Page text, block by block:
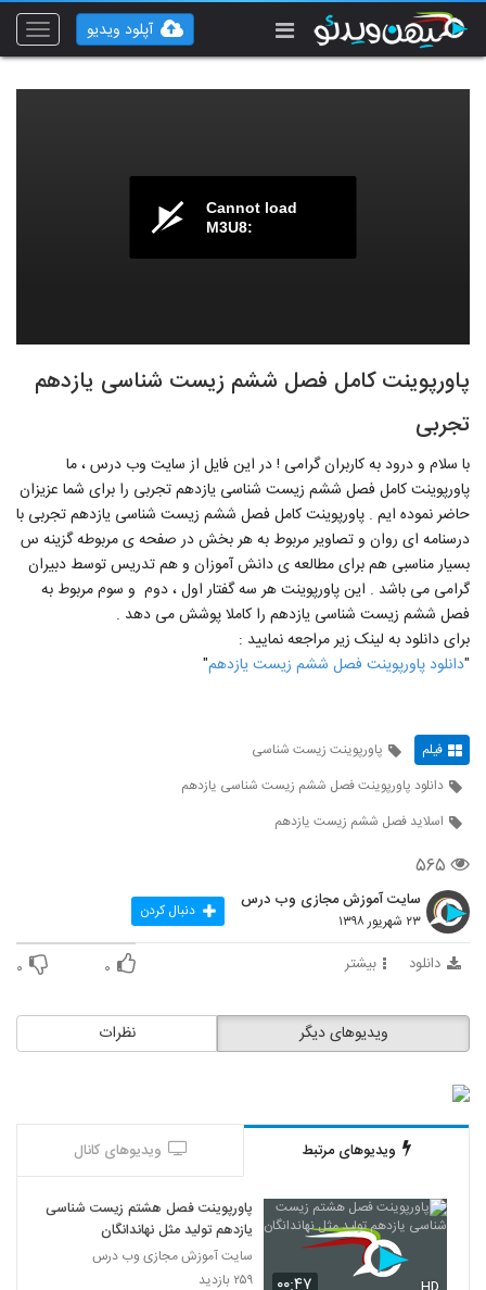
Toggle
آپلود ویدیو
Cannot load
M3U8:
پاورپوینت کامل فصل ششم زیست شناسی یازدهم
تجربی
با سلام و درود به کاربران گرامی ! در این فایل از سایت وب درس ، ما
پاورپوینت کامل فصل ششم زیست شناسی یازدهم تجربی را برای شما عزیزان
حاضر نموده ایم . پاورپوینت کامل فصل ششم زیست شناسی یازدهم تجربی با
درسنامه ای روان و تصاویر مربوط به هر بخش در صفحه ی مربوطه گزینه س
بسیار مناسبی هم برای مطالعه ی دانش آموزان و هم تدریس توسط دبیران
گرامی می باشد . این پاورپوینت هر سه گفتار اول ، دوم و سوم مربوط به
فصل ششم زیست شناسی یازدهم را کاملا پوشش می دهد .
برای دانلود به لینک زیر مراجعه نمایید :
"دانلود پاورپوینت فصل ششم زیست یازدهم"
فیلم
پاورپوینت زیست شناسی
دانلود پاورپوینت فصل ششم زیست شناسی یازدهم
اسلاید فصل ششم زیست یازدهم
۵۶۵
سایت آموزش مجازی وب درس
۲۳ شهریور ۱۳۹۸ دنبال کردن
دانلود بیشتر ۰ ۰
نظرات ویدیوهای دیگر
ویدیوهای مرتبط ویدیوهای کانال
پاورپوینت فصل هشتم زیست شناسی
یازدهم تولید مثل نهاندانگان
سایت آموزش مجازی وب درس
۲۵۹ بازدید